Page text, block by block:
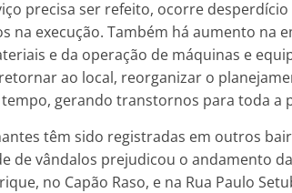
precisa ser refeito, ocorre
na execução. Também há aumento na
e da operação de máquinas e
ao local, reorganizar o
gerando transtornos para toda a
têm sido registradas em outros
de vândalos prejudicou o andamento
no Capão Raso, e na Rua Paulo